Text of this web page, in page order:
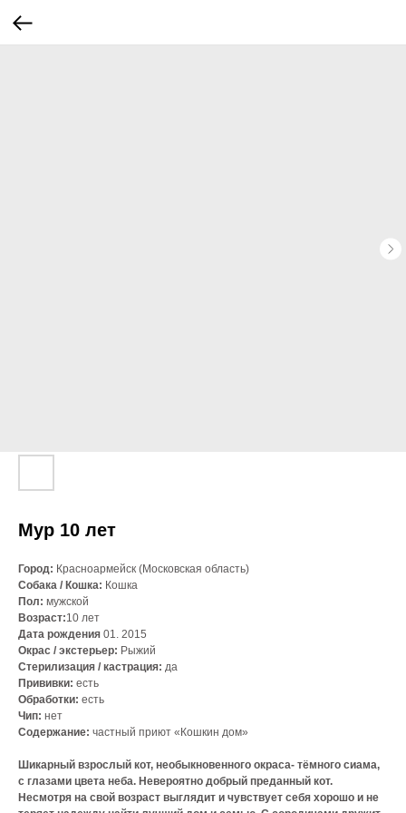
Мур 10 лет
Город: Красноармейск (Московская область)
Собака / Кошка: Кошка
Пол: мужской
Возраст:10 лет
Дата рождения 01. 2015
Окрас / экстерьер: Рыжий
Стерилизация / кастрация: да
Прививки: есть
Обработки: есть
Чип: нет
Содержание: частный приют «Кошкин дом»
Шикарный взрослый кот, необыкновенного окраса- тёмного сиама,
с глазами цвета неба. Невероятно добрый преданный кот.
Несмотря на свой возраст выглядит и чувствует себя хорошо и не